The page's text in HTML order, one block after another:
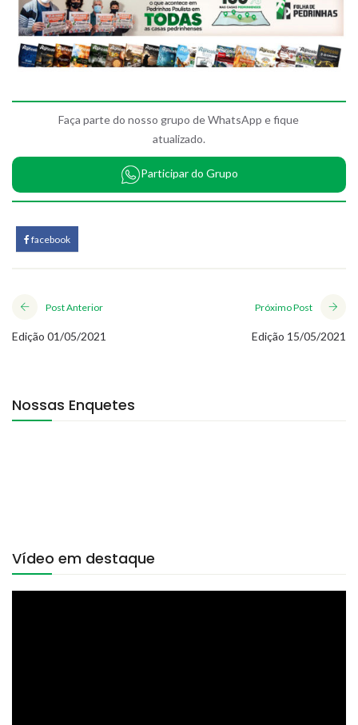
Faça parte do nosso grupo de WhatsApp e fique
atualizado.
Participar do Grupo
facebook
Post Anterior
Edição 01/05/2021
Próximo Post
Edição 15/05/2021
Nossas Enquetes
Vídeo em destaque